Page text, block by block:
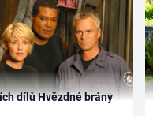
dílů Hvězdné brány